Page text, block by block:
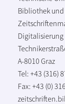
Bibliothek und
Digitalisierung
A-8010 Graz
Tel: +43 (316)
Fax: +43 (0)